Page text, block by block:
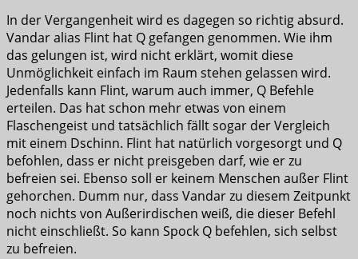
In der Vergangenheit wird es dagegen so richtig absurd.
Vandar alias Flint hat Q gefangen genommen. Wie ihm
das gelungen ist, wird nicht erklärt, womit diese
Unmöglichkeit einfach im Raum stehen gelassen wird.
Jedenfalls kann Flint, warum auch immer, Q Befehle
erteilen. Das hat schon mehr etwas von einem
Flaschengeist und tatsächlich fällt sogar der Vergleich
mit einem Dschinn. Flint hat natürlich vorgesorgt und Q
befohlen, dass er nicht preisgeben darf, wie er zu
befreien sei. Ebenso soll er keinem Menschen außer Flint
gehorchen. Dumm nur, dass Vandar zu diesem Zeitpunkt
noch nichts von Außerirdischen weiß, die dieser Befehl
nicht einschließt. So kann Spock Q befehlen, sich selbst
zu befreien.